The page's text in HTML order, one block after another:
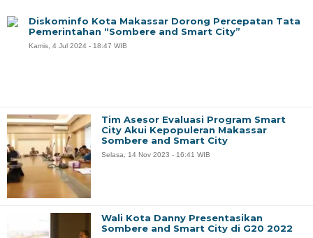
Diskominfo Kota Makassar Dorong Percepatan Tata
Pemerintahan “Sombere and Smart City”
Kamis, 4 Jul 2024 - 18:47 WIB
Tim Asesor Evaluasi Program Smart
City Akui Kepopuleran Makassar
Sombere and Smart City
Selasa, 14 Nov 2023 - 16:41 WIB
Wali Kota Danny Presentasikan
Sombere and Smart City di G20 2022